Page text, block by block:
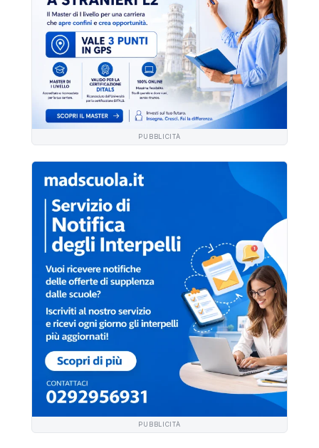
PUBBLICITÀ
PUBBLICITÀ